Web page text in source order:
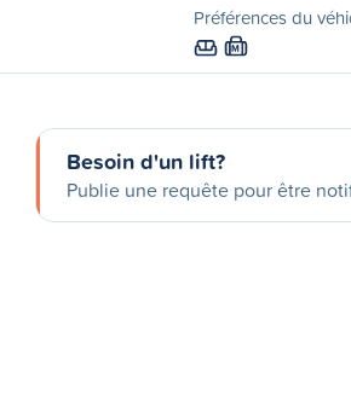
Préférences du
M
Besoin d'un lift?
Publie une requête pour être